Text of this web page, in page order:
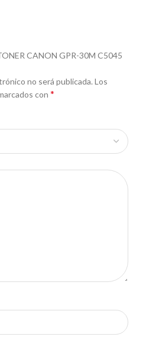
CANON GPR-30M C5045
no será publicada.Los
con *